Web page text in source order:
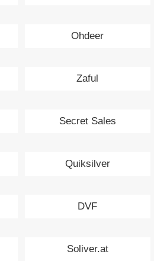
Ohdeer
Zaful
Secret Sales
Quiksilver
DVF
Soliver.at